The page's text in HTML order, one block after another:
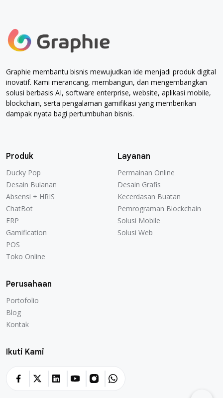
Graphie membantu bisnis mewujudkan ide menjadi produk digital
inovatif. Kami merancang, membangun, dan mengembangkan
solusi berbasis AI, software enterprise, website, aplikasi mobile,
blockchain, serta pengalaman gamifikasi yang memberikan
dampak nyata bagi pertumbuhan bisnis.
Produk
Ducky Pop
Desain Bulanan
Absensi + HRIS
ChatBot
ERP
Gamification
POS
Toko Online
Layanan
Permainan Online
Desain Grafis
Kecerdasan Buatan
Pemrograman Blockchain
Solusi Mobile
Solusi Web
Perusahaan
Portofolio
Blog
Kontak
Ikuti Kami